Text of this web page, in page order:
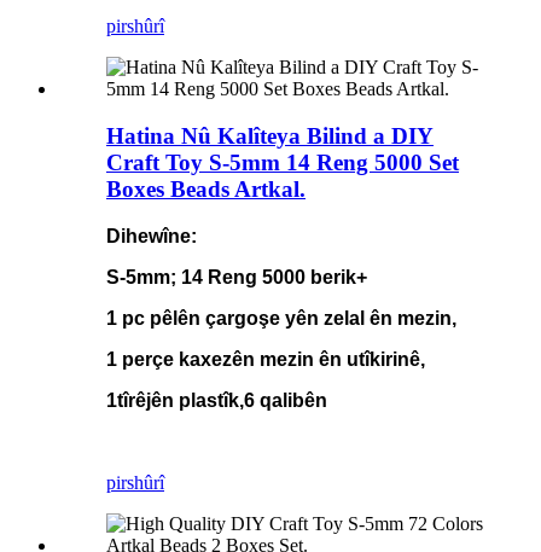
pirshûrî
Hatina Nû Kalîteya Bilind a DIY
Craft Toy S-5mm 14 Reng 5000 Set
Boxes Beads Artkal.
Dihewîne:
S-5mm; 14 Reng 5000 berik+
1 pc pêlên çargoşe yên zelal ên mezin,
1 perçe kaxezên mezin ên utîkirinê,
1tîrêjên plastîk,6 qalibên
pirshûrî